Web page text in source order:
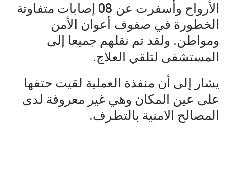
الأرواح وأسفرت عن 08 إصابات متفاوتة
الخطورة في صفوف أعوان الأمن
ومواطن. ولقد تم نقلهم جميعا إلى
المستشفى لتلقي العلاج.
يشار إلى أن منفذة العملية لقيت حتفها
على عين المكان وهي غير معروفة لدى
المصالح الامنية بالتطرف.